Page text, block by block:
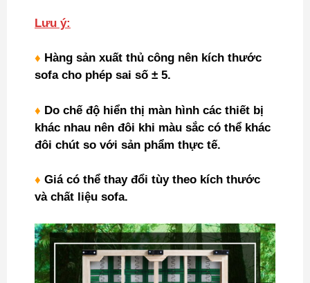
Lưu ý:
♦ Hàng sản xuất thủ công nên kích thước
sofa cho phép sai số ± 5.
♦ Do chế độ hiển thị màn hình các thiết bị
khác nhau nên đôi khi màu sắc có thể khác
đôi chút so với sản phẩm thực tế.
♦ Giá có thể thay đổi tùy theo kích thước
và chất liệu sofa.